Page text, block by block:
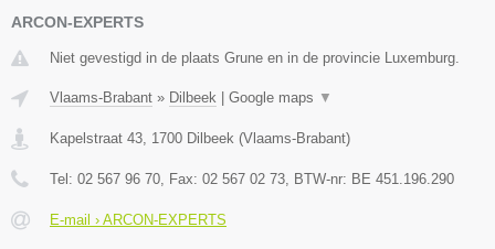
ARCON-EXPERTS
Niet gevestigd in de plaats Grune en in de provincie Luxemburg.
Vlaams-Brabant » Dilbeek Google maps ▼
Kapelstraat 43, 1700 Dilbeek (Vlaams-Brabant)
Tel: 02 567 96 70, Fax: 02 567 02 73, BTW-nr: BE 451.196.290
E-mail › ARCON-EXPERTS